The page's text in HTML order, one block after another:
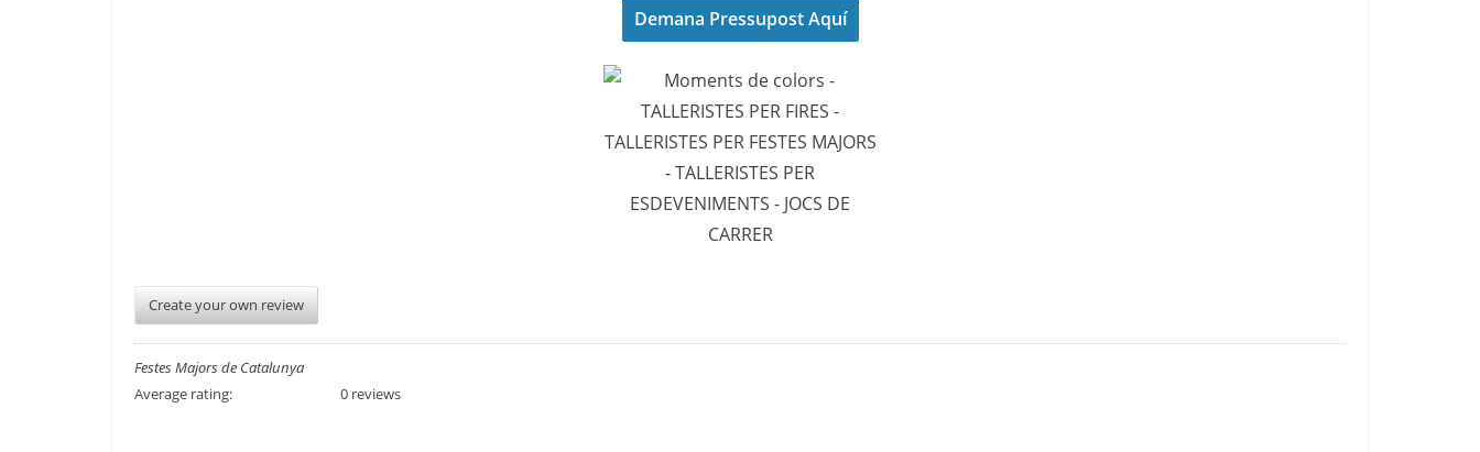
Create your own review
Festes Majors de Catalunya
Average rating:
0 reviews